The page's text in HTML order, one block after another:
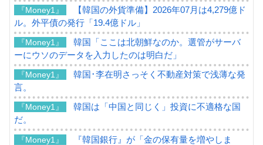
『Money1』
【韓国の外貨準備】2026年07月は4,279億ド
ル。外平債の発行「19.4億ドル」
『Money1』
韓国「ここは北朝鮮なのか。選管がサーバ
ーにウソのデータを入力したのは明白だ」
『Money1』
韓国･李在明さっそく不動産対策で浅薄な発
言。
『Money1』
韓国は「中国と同じく」投資に不適格な国
だ。
『Money1』
『韓国銀行』が「金の保有量を増やしま